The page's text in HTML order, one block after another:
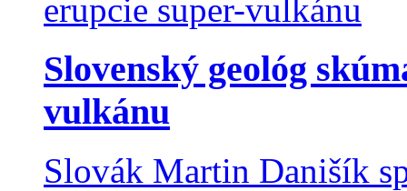
Slovenský geológ
vulkánu
Slovák Martin Danišík